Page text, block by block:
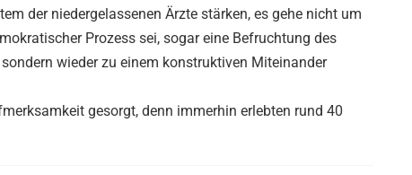
der niedergelassenen Ärzte stärken, es gehe nicht um
Prozess sei, sogar eine Befruchtung des
wieder zu einem konstruktiven Miteinander
gesorgt, denn immerhin erlebten rund 40